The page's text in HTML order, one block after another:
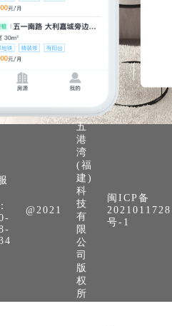
隐私
协议
@2021
第
五
港
湾
(福
建)
科
技
有
限
公
司
版
权
所
闽ICP备
2021011728
号-1